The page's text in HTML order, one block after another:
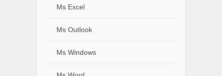
Ms Excel
Ms Outlook
Ms Windows